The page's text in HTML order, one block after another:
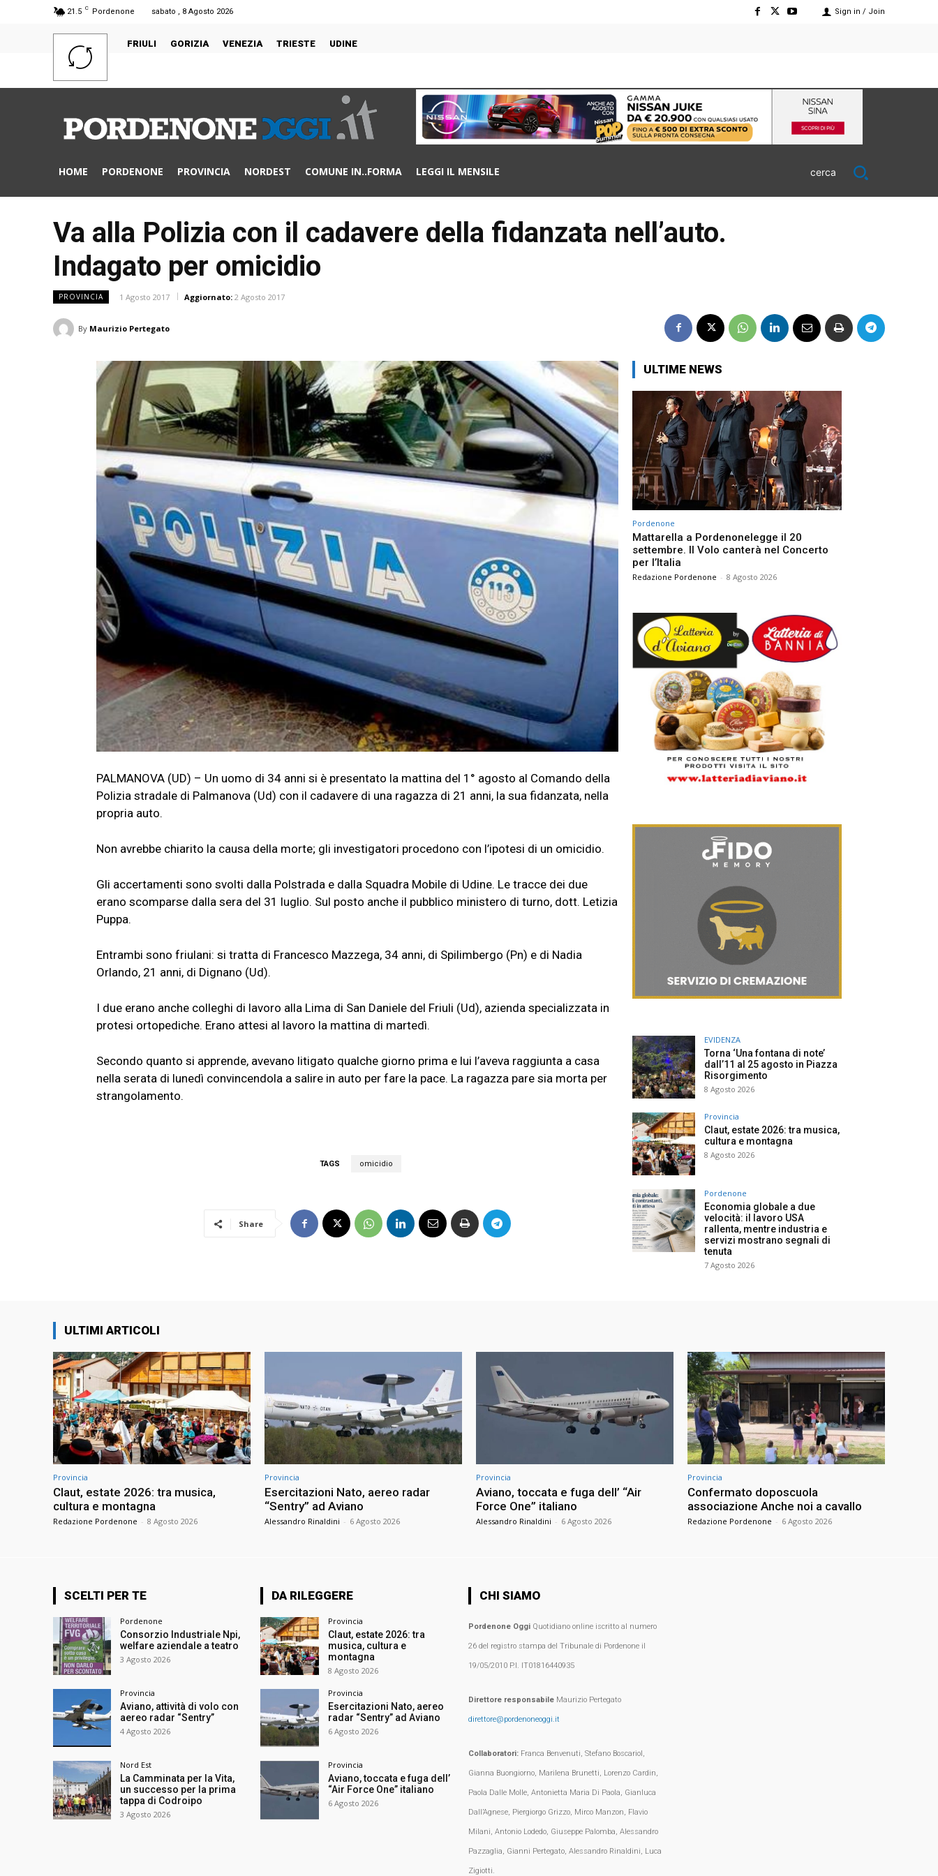
21.5 C Pordenone sabato , 8 Agosto 2026 Sign in / Join
FRIULI GORIZIA VENEZIA TRIESTE UDINE
HOME PORDENONE PROVINCIA NORDEST COMUNE IN..FORMA LEGGI IL MENSILE cerca
Va alla Polizia con il cadavere della fidanzata nell’auto.
Indagato per omicidio
PROVINCIA 1 Agosto 2017 Aggiornato: 2 Agosto 2017
By Maurizio Pertegato
PALMANOVA (UD) – Un uomo di 34 anni si è presentato la mattina del 1° agosto al Comando della
Polizia stradale di Palmanova (Ud) con il cadavere di una ragazza di 21 anni, la sua fidanzata, nella
propria auto.
Non avrebbe chiarito la causa della morte; gli investigatori procedono con l’ipotesi di un omicidio.
Gli accertamenti sono svolti dalla Polstrada e dalla Squadra Mobile di Udine. Le tracce dei due
erano scomparse dalla sera del 31 luglio. Sul posto anche il pubblico ministero di turno, dott. Letizia
Puppa.
Entrambi sono friulani: si tratta di Francesco Mazzega, 34 anni, di Spilimbergo (Pn) e di Nadia
Orlando, 21 anni, di Dignano (Ud).
I due erano anche colleghi di lavoro alla Lima di San Daniele del Friuli (Ud), azienda specializzata in
protesi ortopediche. Erano attesi al lavoro la mattina di martedì.
Secondo quanto si apprende, avevano litigato qualche giorno prima e lui l’aveva raggiunta a casa
nella serata di lunedì convincendola a salire in auto per fare la pace. La ragazza pare sia morta per
strangolamento.
TAGS omicidio
Share
ULTIME NEWS
Pordenone
Mattarella a Pordenonelegge il 20
settembre. Il Volo canterà nel Concerto
per l’Italia
Redazione Pordenone - 8 Agosto 2026
EVIDENZA
Torna ‘Una fontana di note’
dall’11 al 25 agosto in Piazza
Risorgimento
8 Agosto 2026
Provincia
Claut, estate 2026: tra musica,
cultura e montagna
8 Agosto 2026
Pordenone
Economia globale a due
velocità: il lavoro USA
rallenta, mentre industria e
servizi mostrano segnali di
tenuta
7 Agosto 2026
ULTIMI ARTICOLI
Provincia
Claut, estate 2026: tra musica,
cultura e montagna
Redazione Pordenone - 8 Agosto 2026
Provincia
Esercitazioni Nato, aereo radar
“Sentry” ad Aviano
Alessandro Rinaldini - 6 Agosto 2026
Provincia
Aviano, toccata e fuga dell’ “Air
Force One” italiano
Alessandro Rinaldini - 6 Agosto 2026
Provincia
Confermato doposcuola
associazione Anche noi a cavallo
Redazione Pordenone - 6 Agosto 2026
SCELTI PER TE
Pordenone
Consorzio Industriale Npi,
welfare aziendale a teatro
3 Agosto 2026
Provincia
Aviano, attività di volo con
aereo radar “Sentry”
4 Agosto 2026
Nord Est
La Camminata per la Vita,
un successo per la prima
tappa di Codroipo
3 Agosto 2026
DA RILEGGERE
Provincia
Claut, estate 2026: tra
musica, cultura e
montagna
8 Agosto 2026
Provincia
Esercitazioni Nato, aereo
radar “Sentry” ad Aviano
6 Agosto 2026
Provincia
Aviano, toccata e fuga dell’
“Air Force One” italiano
6 Agosto 2026
CHI SIAMO
Pordenone OggiQuotidiano online iscritto al numero
26 del registro stampa del Tribunale di Pordenone il
19/05/2010 P.I. IT01816440935
Direttore responsabileMaurizio Pertegato
direttore@pordenoneoggi.it
Collaboratori:Franca Benvenuti, Stefano Boscariol,
Gianna Buongiorno, Marilena Brunetti, Lorenzo Cardin,
Paola Dalle Molle, Antonietta Maria Di Paola, Gianluca
Dall’Agnese, Piergiorgo Grizzo, Mirco Manzon, Flavio
Milani, Antonio Lodedo, Giuseppe Palomba, Alessandro
Pazzaglia, Gianni Pertegato, Alessandro Rinaldini, Luca
Zigiotti.